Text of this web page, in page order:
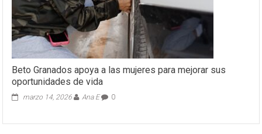
Beto Granados apoya a las mujeres para mejorar sus
oportunidades de vida
marzo 14, 2026 Ana E 0